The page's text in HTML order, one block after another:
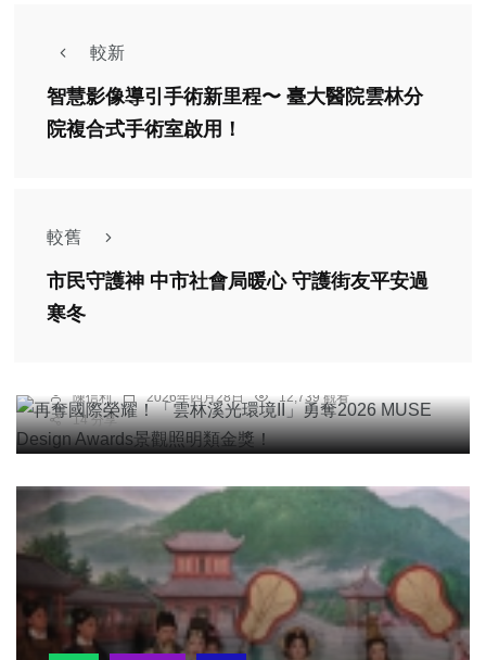
較新
智慧影像導引手術新里程〜 臺大醫院雲林分
院複合式手術室啟用！
較舊
市民守護神 中市社會局暖心 守護街友平安過
寒冬
綜合新聞
陳信利 2026年四月28日
12,739 觀看
14 分享